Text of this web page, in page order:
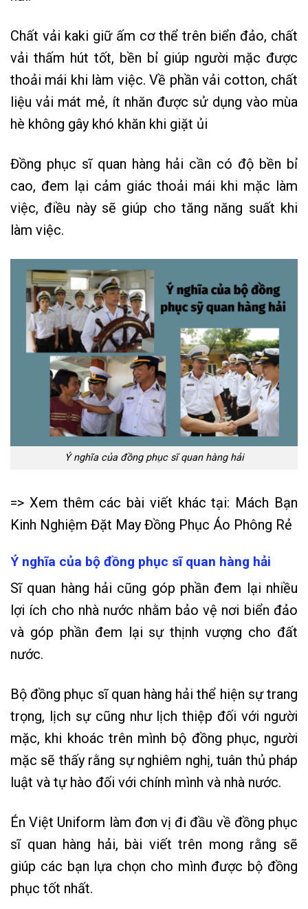
Chất vải kaki giữ ấm cơ thể trên biển đảo, chất
vải thấm hút tốt, bền bỉ giúp người mặc được
thoải mái khi làm việc. Về phần vải cotton, chất
liệu vải mát mẻ, ít nhăn được sử dụng vào mùa
hè không gây khó khăn khi giặt ủi
Đồng phục sĩ quan hàng hải cần có độ bền bỉ
cao, đem lại cảm giác thoải mái khi mặc làm
việc, điều này sẽ giúp cho tăng năng suất khi
làm việc.
Ý nghĩa của đồng phục sĩ quan hàng hải
=> Xem thêm các bài viết khác tại: Mách Bạn
Kinh Nghiệm Đặt May Đồng Phục Áo Phông Rẻ
Ý nghĩa của bộ đồng phục sĩ quan hàng hải
Sĩ quan hàng hải cũng góp phần đem lại nhiều
lợi ích cho nhà nước nhằm bảo vệ nơi biển đảo
và góp phần đem lại sự thịnh vượng cho đất
nước.
Bộ đồng phục sĩ quan hàng hải thể hiện sự trang
trọng, lịch sự cũng như lịch thiệp đối với người
mặc, khi khoác trên mình bộ đồng phục, người
mặc sẽ thấy rằng sự nghiêm nghị, tuân thủ pháp
luật và tự hào đối với chính mình và nhà nước.
Én Việt Uniform làm đơn vị đi đầu về đồng phục
sĩ quan hàng hải, bài viết trên mong rằng sẽ
giúp các bạn lựa chọn cho mình được bộ đồng
phục tốt nhất.